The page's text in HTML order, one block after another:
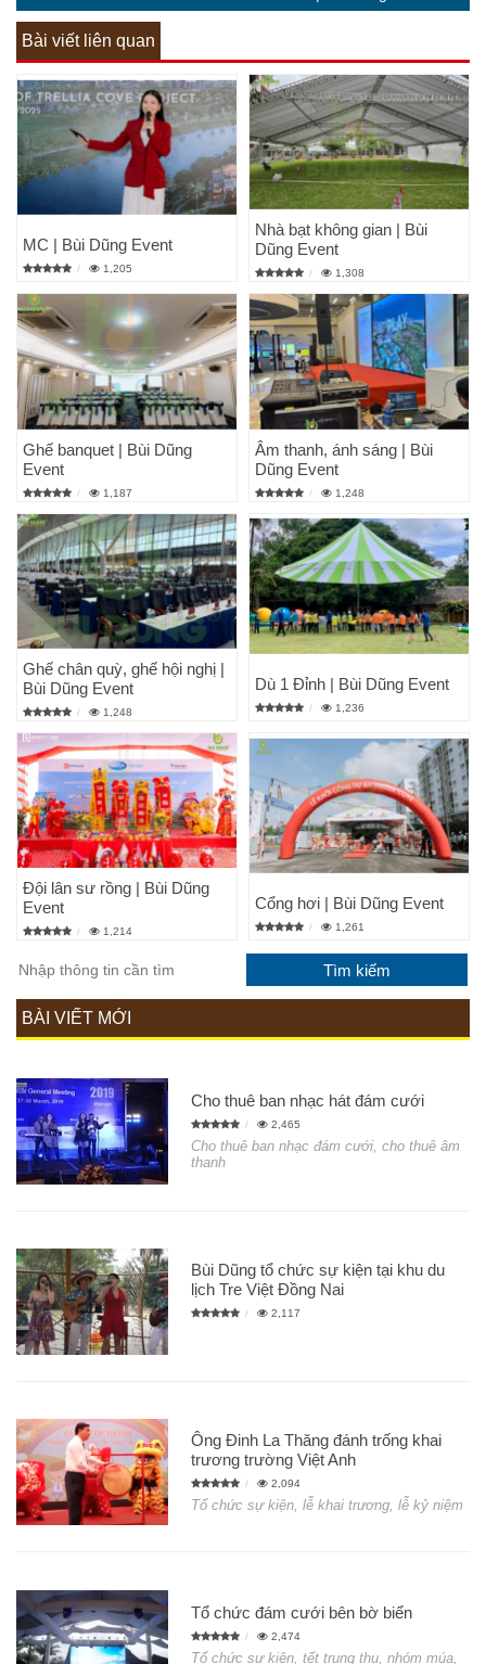
Bài viết liên quan
MC | Bùi Dũng Event
1,205
Nhà bạt không gian | Bùi
Dũng Event
1,308
Ghế banquet | Bùi Dũng
Event
1,187
Âm thanh, ánh sáng | Bùi
Dũng Event
1,248
Ghế chân quỳ, ghế hội nghị |
Bùi Dũng Event
1,248
Dù 1 Đỉnh | Bùi Dũng Event
1,236
Đội lân sư rồng | Bùi Dũng
Event
1,214
Cổng hơi | Bùi Dũng Event
1,261
BÀI VIẾT MỚI
Cho thuê ban nhạc hát đám cưới
2,465
Cho thuê ban nhạc đám cưới, cho thuê âm
thanh
Bùi Dũng tổ chức sự kiện tại khu du
lịch Tre Việt Đồng Nai
2,117
Ông Đinh La Thăng đánh trống khai
trương trường Việt Anh
2,094
Tổ chức sự kiện, lễ khai trương, lễ kỷ niệm
Tổ chức đám cưới bên bờ biển
2,474
Tổ chức sự kiện, tết trung thu, nhóm múa,